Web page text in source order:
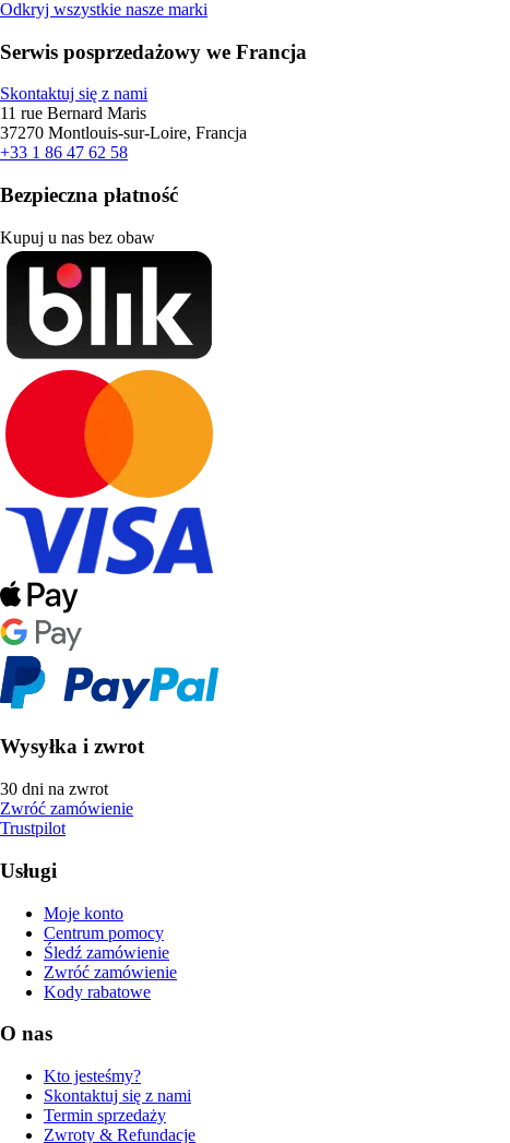
Odkryj wszystkie nasze marki
Serwis posprzedażowy we Francja
Skontaktuj się z nami
11 rue Bernard Maris
37270 Montlouis-sur-Loire, Francja
+33 1 86 47 62 58
Bezpieczna płatność
Kupuj u nas bez obaw
Wysyłka i zwrot
30 dni na zwrot
Zwróć zamówienie
Trustpilot
Usługi
Moje konto
Centrum pomocy
Śledź zamówienie
Zwróć zamówienie
Kody rabatowe
O nas
Kto jesteśmy?
Skontaktuj się z nami
Termin sprzedaży
Zwroty & Refundacje